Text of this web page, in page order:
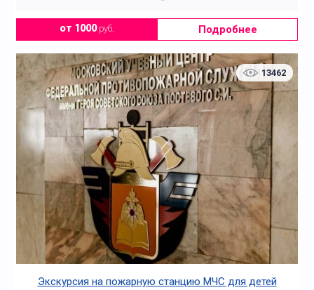
от 1000руб. Подробнее
13462
Экскурсия на пожарную станцию МЧС для детей